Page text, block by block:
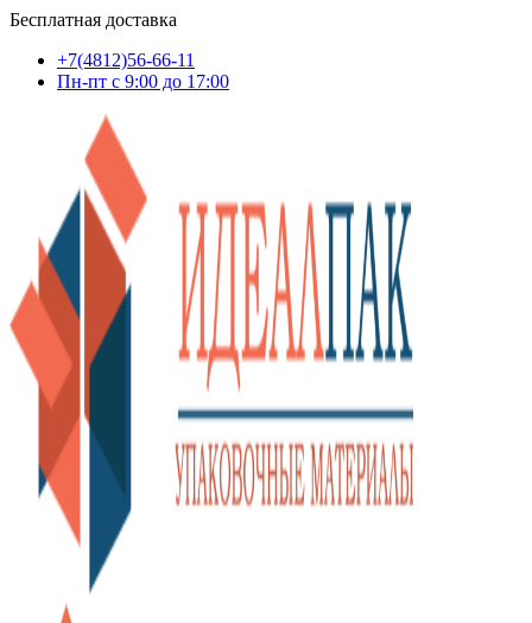
Бесплатная доставка
+7(4812)56-66-11
Пн-пт c 9:00 до 17:00